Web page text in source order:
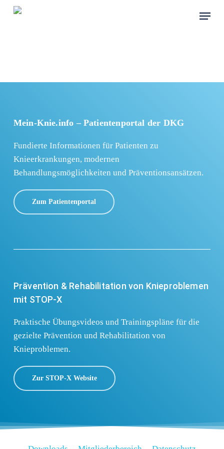
Skip
Menu
Mein-Knie.info – Patientenportal der DKG
Fundierte Informationen für Patienten zu
Knieerkrankungen, modernen
Behandlungsmöglichkeiten und Präventionsansätzen.
Zum Patientenportal
Prävention & Rehabilitation von Knieproblemen
mit STOP-X
Praktische Übungsvideos und Trainingspläne für die
gezielte Prävention und Rehabilitation von
Knieproblemen.
Zur STOP-X Website